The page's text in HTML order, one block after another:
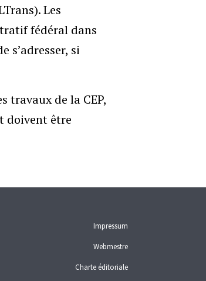
Les
fédéral dans
s’adresser, si
travaux de la CEP,
doivent être
Impressum
Webmestre
Charte éditoriale